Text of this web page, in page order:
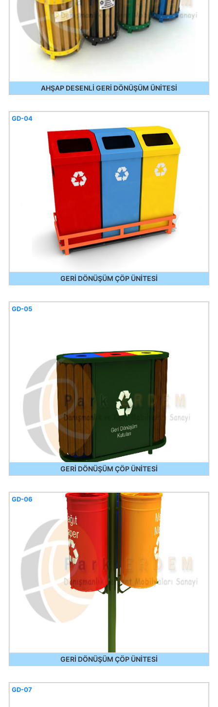
AHŞAP DESENLİ GERİ DÖNÜŞÜM ÜNİTESİ
GERİ DÖNÜŞÜM ÇÖP ÜNİTESİ
GD-04
GERİ DÖNÜŞÜM ÇÖP ÜNİTESİ
GD-05
GERİ DÖNÜŞÜM ÇÖP ÜNİTESİ
GD-06
GD-07